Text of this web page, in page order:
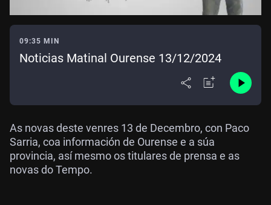
09:35 MIN
Noticias Matinal Ourense 13/12/2024
As novas deste venres 13 de Decembro, con Paco
Sarria, coa información de Ourense e a súa
provincia, así mesmo os titulares de prensa e as
novas do Tempo.